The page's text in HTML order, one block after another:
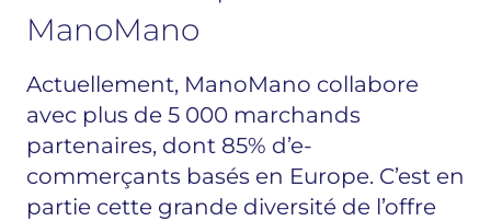
ManoMano
Actuellement, ManoMano collabore
avec plus de 5 000 marchands
partenaires, dont 85% d’e-
commerçants basés en Europe. C’est en
partie cette grande diversité de l’offre